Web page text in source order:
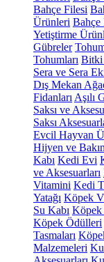
Bahçe Filesi
Ürünleri Bahçe
Yetiştirme
Gübreler
Tohumları Bitki
Sera ve Sera
Dış Mekan
Fidanları Aşılı
Saksı ve
Saksı
Evcil Hayvan
Hijyen ve
Kabı Kedi Evi
ve Aksesuarları
Vitamini Kedi
Yatağı Köpek
Su Kabı
Köpek Ödülleri
Tasmaları
Malzemeleri